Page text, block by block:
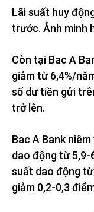
Lãi suất huy
trước. Ảnh minh
Còn tại Bac A
giảm từ 6,4%/
số dư tiền gửi
trở lên.
Bac A Bank
dao động từ 5,9-
suất dao động
giảm 0,2-0,3